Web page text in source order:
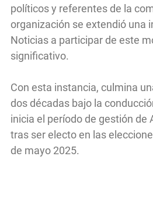
políticos y referentes de la
organización se extendió una
Noticias a participar de este
significativo.
Con esta instancia, culmina
dos décadas bajo la
inicia el período de gestión de
tras ser electo en las
de mayo 2025.